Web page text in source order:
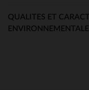
QUALITES ET